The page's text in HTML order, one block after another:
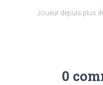
Joueur depuis plus
0